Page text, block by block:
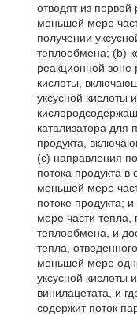
отводят из
меньшей мере
получении
теплообмена; (b)
реакционной зоне
кислоты,
уксусной кислоты
катализатора для
продукта,
(с) направления
потока продукта в
меньшей мере
потоке продукта;
мере части тепла,
теплообмена, и
тепла,
меньшей мере
уксусной кислоты
винилацетата, и
содержит поток